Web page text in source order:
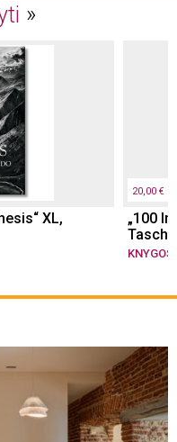
XL,
20,00 €
„100
KNYGOS